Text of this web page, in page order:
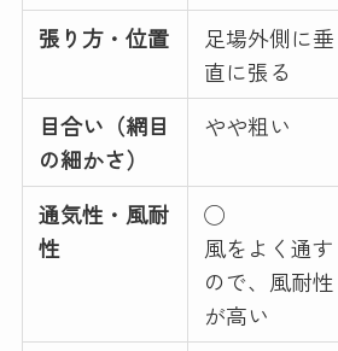
張り方・位置
足場外側に垂
直に張る
目合い（網目
の細かさ）
やや粗い
通気性・風耐
性
◯
風をよく通す
ので、風耐性
が高い